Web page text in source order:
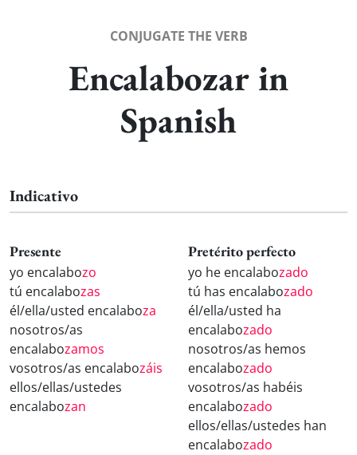
CONJUGATE THE VERB
Encalabozar in
Spanish
Indicativo
Presente
yo encalabozo
tú encalabozas
él/ella/usted encalaboza
nosotros/as
encalabozamos
vosotros/as encalabozáis
ellos/ellas/ustedes
encalabozan
Pretérito perfecto
yo he encalabozado
tú has encalabozado
él/ella/usted ha
encalabozado
nosotros/as hemos
encalabozado
vosotros/as habéis
encalabozado
ellos/ellas/ustedes han
encalabozado